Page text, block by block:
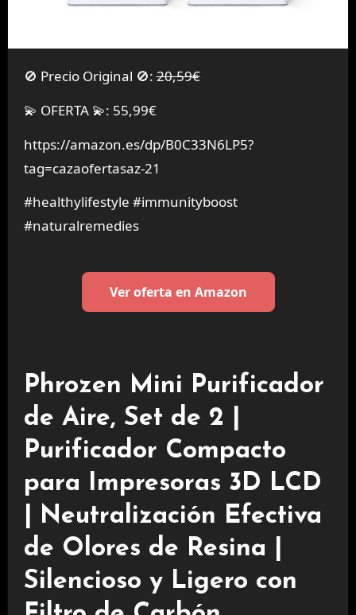
🚫 Precio Original 🚫:20,59€
💫 OFERTA 💫: 55,99€
https://amazon.es/dp/B0C33N6LP5?
tag=cazaofertasaz-21
#healthylifestyle #immunityboost
#naturalremedies
Ver oferta en Amazon
Phrozen Mini Purificador
de Aire, Set de 2 |
Purificador Compacto
para Impresoras 3D LCD
| Neutralización Efectiva
de Olores de Resina |
Silencioso y Ligero con